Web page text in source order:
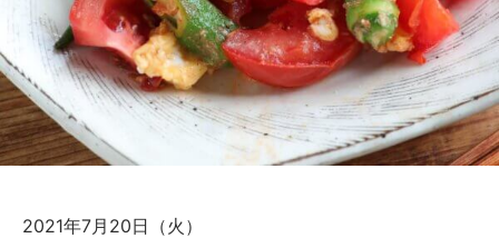
2021年7月20日（火）